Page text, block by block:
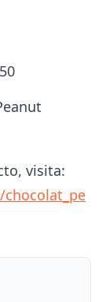
visita: